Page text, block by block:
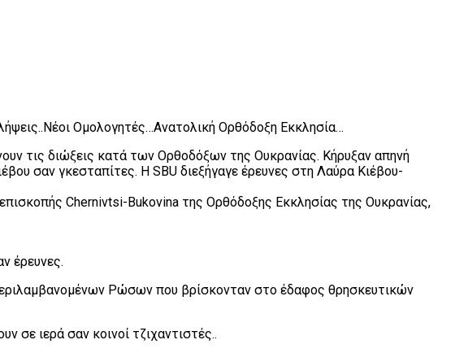
Ομολογητές…Ανατολική Ορθόδοξη Εκκλησία…
τις διώξεις κατά των Ορθοδόξων της Ουκρανίας. Κήρυξαν απηνή
σαν γκεσταπίτες. H SBU διεξήγαγε έρευνες στη Λαύρα Κιέβου-
Chernivtsi-Bukovina της Ορθόδοξης Εκκλησίας της Ουκρανίας,
έρευνες.
Ρώσων που βρίσκονταν στο έδαφος θρησκευτικών
σε ιερά σαν κοινοί τζιχαντιστές..